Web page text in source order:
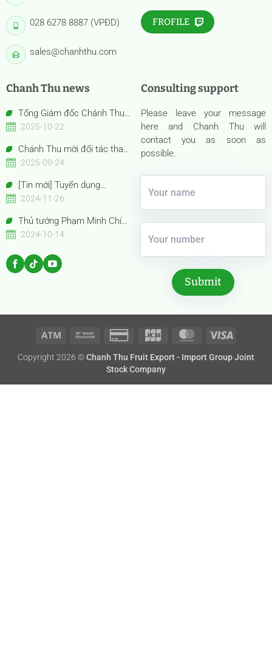
028 6278 8887 (VPĐD)
sales@chanhthu.com
FROFILE
Chanh Thu news
Tổng Giám đốc Chánh Thu
Bến Tre – Bà Nguyễn Thị Hồng
nhân Việt Nam tiêu biểu –
Bông Hồng Vàng năm 2025”
2025-10-22
Chánh Thu mời đối tác tham
quan gian hàng Anuga 2025
2025-09-24
[Tin mới] Tuyển dụng
Chuyên viên Thu mua
2024-11-26
Thủ tướng Phạm Minh Chính
cùng Thủ tướng Trung Quốc Lý
Trưng bày Sản phẩm trái cây
đặc sắc Việt Nam
2024-10-14
Consulting support
Please leave your message
here and Chanh Thu will
contact you as soon as
possible.
Transfer Card
2
Copyright 2026 ©Chanh Thu Fruit Export - Import Group Joint
Stock Company